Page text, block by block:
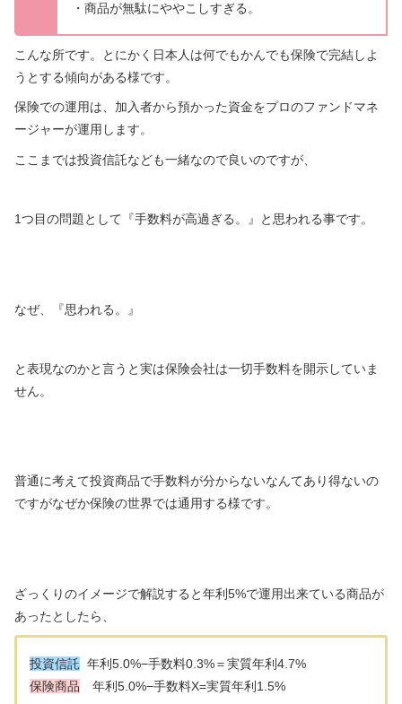
・商品が無駄にややこしすぎる。
こんな所です。とにかく日本人は何でもかんでも保険で完結しよ
うとする傾向がある様です。
保険での運用は、加入者から預かった資金をプロのファンドマネ
ージャーが運用します。
ここまでは投資信託なども一緒なので良いのですが、
1つ目の問題として『手数料が高過ぎる。』と思われる事です。
なぜ、『思われる。』
と表現なのかと言うと実は保険会社は一切手数料を開示していま
せん。
普通に考えて投資商品で手数料が分からないなんてあり得ないの
ですがなぜか保険の世界では通用する様です。
ざっくりのイメージで解説すると年利5%で運用出来ている商品が
あったとしたら、
投資信託 年利5.0%−手数料0.3%＝実質年利4.7%
保険商品 年利5.0%−手数料X=実質年利1.5%